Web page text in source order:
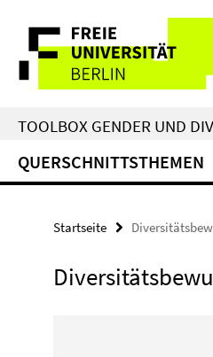
direkt
Inhalt
Service-
Navigation
TOOLBOX GENDER UND
QUERSCHNITTSTHEMEN
Startseite